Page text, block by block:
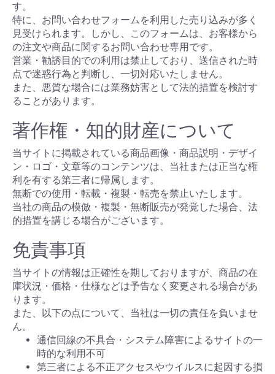
す。
特に、お問い合わせフォームを利用した売り込みが多く
見受けられます。しかし、このフォームは、お客様から
の注文や商品に関するお問い合わせ専用です。
営業・勧誘目的での利用は禁止しており、送信された時
点で迷惑行為と判断し、一切対応いたしません。
また、悪質な場合には業務妨害として法的措置を検討す
ることがあります。
著作権・知的財産について
当サイトに掲載されている商品画像・商品説明・デザイ
ン・ロゴ・文章等のコンテンツは、当社または正当な権
利を有する第三者に帰属します。
無断での使用・転載・複製・転売を禁止いたします。
当社の商品の模倣・複製・無断販売が発覚した場合、法
的措置を講じる場合がございます。
免責事項
当サイトの情報は正確性を期しておりますが、商品の在
庫状況・価格・仕様などは予告なく変更される場合があ
ります。
また、以下の点について、当社は一切の責任を負いませ
ん。
通信回線の不具合・システム障害によるサイトの一
時的な利用不可
第三者による不正アクセスやウイルスに起因する損